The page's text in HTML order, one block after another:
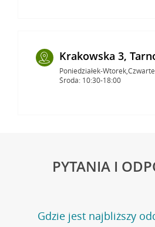
Krakowska 3,
Poniedziałek-
Środa: 10:30-18:00
PYTANIA I
Gdzie jest najbliższy